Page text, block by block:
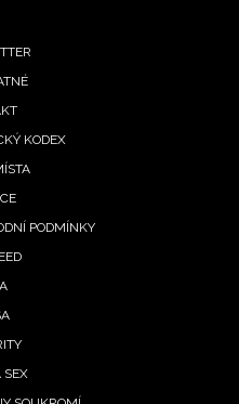
účelu podle
s.r.o.
KODEX
PODMÍNKY
SEX